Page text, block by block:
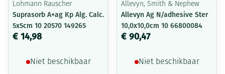
Lohmann Rauscher
Suprasorb A+ag Kp Alg. Calc.
5x5cm 10 20570 149265
€ 14,98
Niet beschikbaar
Allevyn, Smith & Nephew
Allevyn Ag N/adhesive Ster
10,0x10,0cm 10 66800084
€ 90,47
Niet beschikbaar